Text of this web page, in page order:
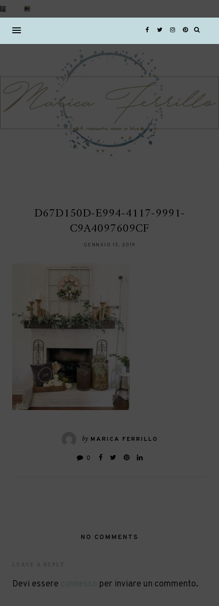
D67D150D-E994-4117-9991-
C9A4097609CF
GENNAIO 13, 2019
by MARICA FERRILLO
0
NO COMMENTS
LEAVE A REPLY
Devi essere per inviare un commento.